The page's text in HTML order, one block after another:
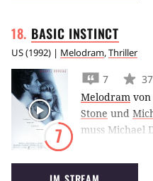
BASIC INSTINCT
US(1992) | Melodram,Thriller
7
7
Melodram von
Stone und
muss Michael
aufklären.
einen Sumpf